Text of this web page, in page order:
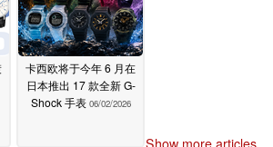
卡西欧将于今年 6 月在
日本推出 17 款全新 G-
Shock 手表 06/02/2026